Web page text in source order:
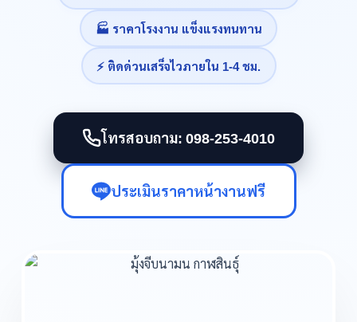
🏭 ราคาโรงงาน แข็งแรงทนทาน
⚡ ติดด่วนเสร็จไวภายใน 1-4 ชม.
โทรสอบถาม: 098-253-4010
ประเมินราคาหน้างานฟรี